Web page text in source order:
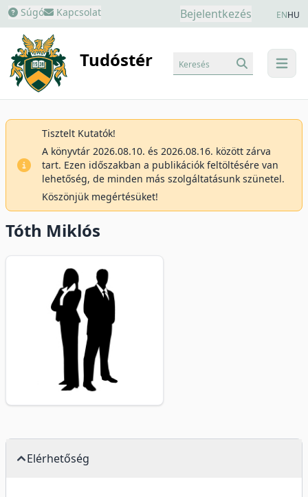
Súgó Kapcsolat Bejelentkezés ENHU
Tudóstér menu
Keresés
Tisztelt Kutatók!
A könyvtár 2026.08.10. és 2026.08.16. között zárva
tart. Ezen időszakban a publikációk feltöltésére van
lehetőség, de minden más szolgáltatásunk szünetel.
Köszönjük megértésüket!
Tóth Miklós
Elérhetőség